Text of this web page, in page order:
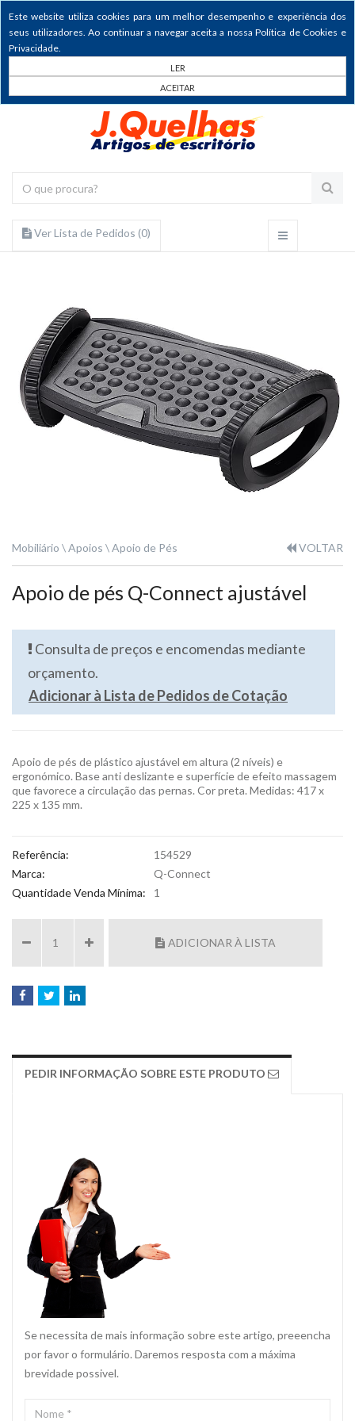
Este website utiliza cookies para um melhor desempenho e experiência dos
seus utilizadores. Ao continuar a navegar aceita a nossa Política de Cookies e
Privacidade.
LER
ACEITAR
Ver Lista de Pedidos (0)
Mobiliário Apoios Apoio de Pés VOLTAR
Apoio de pés Q-Connect ajustável
Consulta de preços e encomendas mediante
orçamento.
Adicionar à Lista de Pedidos de Cotação
Apoio de pés de plástico ajustável em altura (2 níveis) e
ergonómico. Base anti deslizante e superfície de efeito massagem
que favorece a circulação das pernas. Cor preta. Medidas: 417 x
225 x 135 mm.
Referência:
154529
Marca:
Q-Connect
Quantidade Venda Mínima:
1
ADICIONAR À LISTA
PEDIR INFORMAÇÃO SOBRE ESTE PRODUTO
Se necessita de mais informação sobre este artigo, preeencha
por favor o formulário. Daremos resposta com a máxima
brevidade possivel.